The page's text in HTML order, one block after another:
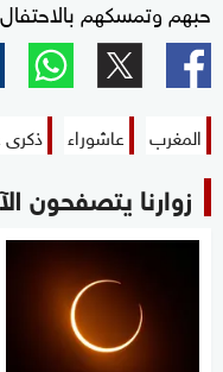
حبهم وتمسكهم
المغرب عاشوراء ذكرى
زوارنا يتصفحون